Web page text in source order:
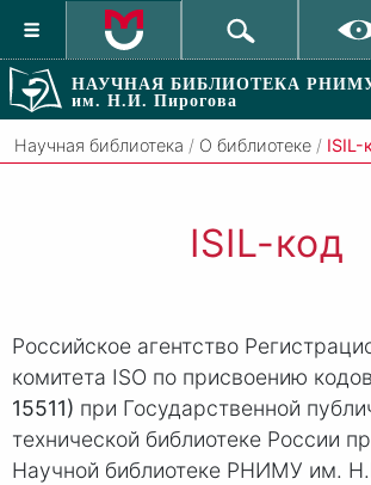
НАУЧНАЯ БИБЛИОТЕКА
им. Н.И. Пирогова
Научная библиотека / О библиотеке / ISIL-
ISIL-код
Российское агентство
комитета ISO по присвоению кодов
15511) при Государственной
технической библиотеке России
Научной библиотеке РНИМУ им.